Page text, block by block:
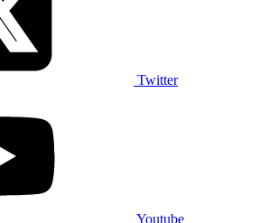
Twitter
Youtube